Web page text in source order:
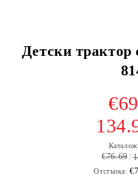
Детски
€76.69
Отстъпка: